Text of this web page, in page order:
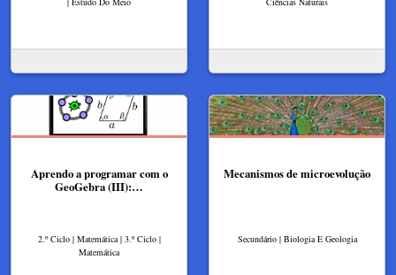
Aprendo a programar com o
GeoGebra (III):…
2.º Ciclo | Matemática | 3.º Ciclo |
Matemática
Mecanismos de microevolução
Secundário | Biologia E Geologia